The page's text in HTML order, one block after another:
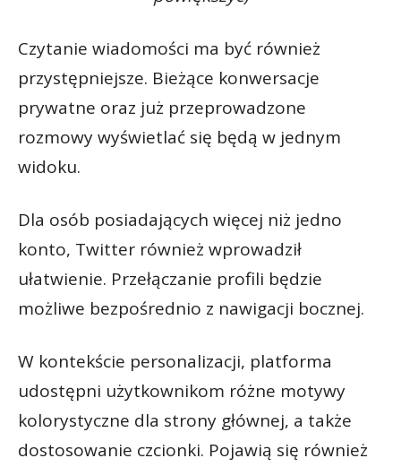
Czytanie wiadomości ma być również
przystępniejsze. Bieżące konwersacje
prywatne oraz już przeprowadzone
rozmowy wyświetlać się będą w jednym
widoku.
Dla osób posiadających więcej niż jedno
konto, Twitter również wprowadził
ułatwienie. Przełączanie profili będzie
możliwe bezpośrednio z nawigacji bocznej.
W kontekście personalizacji, platforma
udostępni użytkownikom różne motywy
kolorystyczne dla strony głównej, a także
dostosowanie czcionki. Pojawią się również